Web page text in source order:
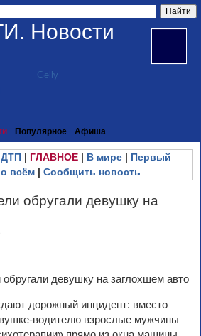
Новости
Популярное Афиша
ДТП| ГЛАВНОЕ| В мире| Первый
всём | Сообщить новость
обругали девушку на
дорожный инцидент: вместо
водителю взрослые мужчины